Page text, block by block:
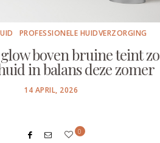
PROFESSIONELE HUIDVERZORGING
boven bruine teint zo
in balans deze zomer
POSTED
14 APRIL, 2026
0